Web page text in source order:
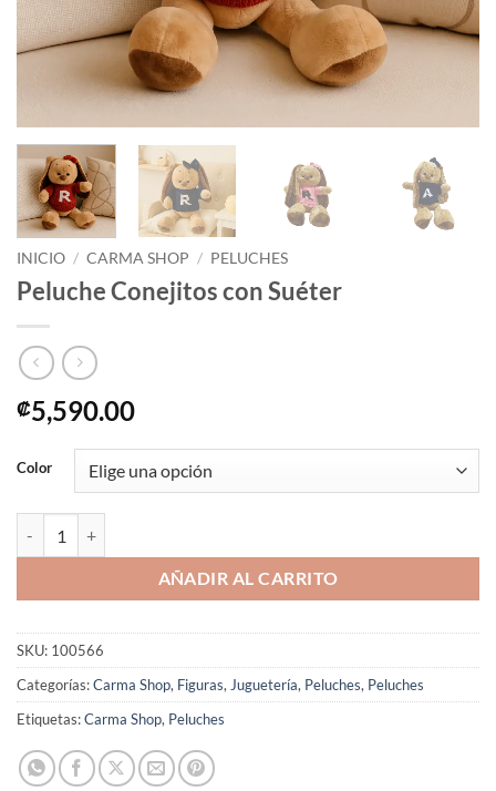
INICIO / CARMA SHOP / PELUCHES
Peluche Conejitos con Suéter
₡5,590.00
Color
AÑADIR AL CARRITO
SKU: 100566
Categorías:Carma Shop, Figuras,Juguetería, Peluches, Peluches
Etiquetas:Carma Shop, Peluches